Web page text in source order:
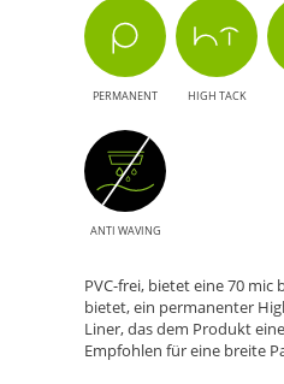
PERMANENT HIGH TACK
ANTI WAVING
PVC-frei, bietet eine 70 mic
bietet, ein permanenter
Liner, das dem Produkt
Empfohlen für eine breite